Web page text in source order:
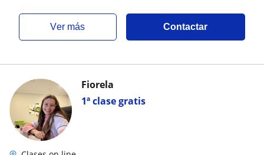
ver más Contactar
1ª clase gratis
Fiorela